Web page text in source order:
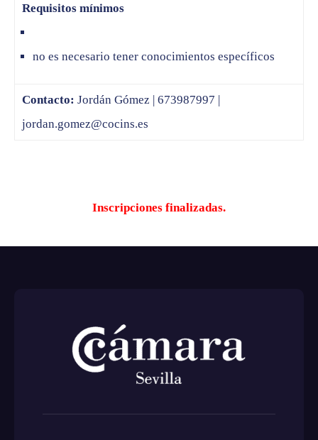
Requisitos mínimos
no es necesario tener conocimientos específicos
Contacto: Jordán Gómez | 673987997 |
jordan.gomez@cocins.es
Inscripciones finalizadas.